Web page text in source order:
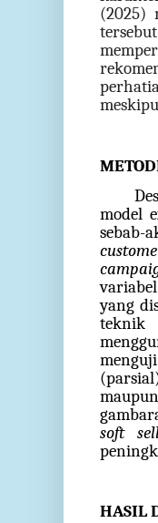
(2025)
model
sebab-
yang
teknik
soft
HASIL